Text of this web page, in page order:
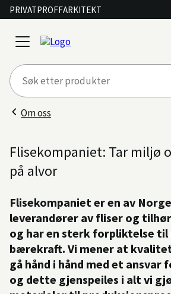
PRIVATPROFFARKITEKT
open
menu
Om oss
Flisekompaniet: Tar miljø
på alvor
Flisekompaniet er en av
leverandører av fliser og
og har en sterk forpliktelse til
bærekraft. Vi mener at
gå hånd i hånd med et ansvar
og dette gjenspeiles i alt vi